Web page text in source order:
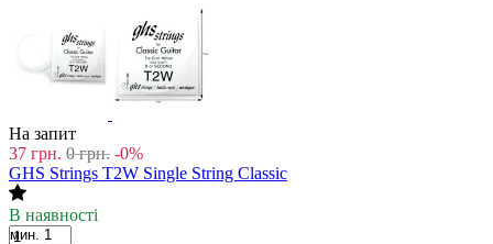
На запит
37 грн. 0 грн. -0%
GHS Strings T2W Single String Classic
В наявності
мин. 1